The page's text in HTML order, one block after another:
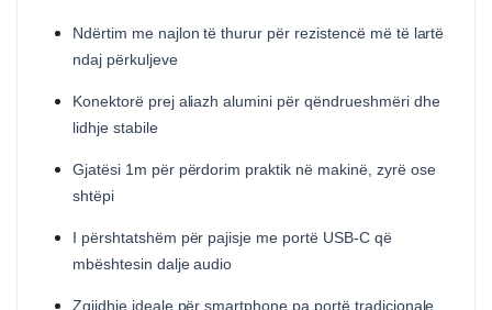
Ndërtim me najlon të thurur për rezistencë më të lartë
ndaj përkuljeve
Konektorë prej aliazh alumini për qëndrueshmëri dhe
lidhje stabile
Gjatësi 1m për përdorim praktik në makinë, zyrë ose
shtëpi
I përshtatshëm për pajisje me portë USB-C që
mbështesin dalje audio
Zgjidhje ideale për smartphone pa portë tradicionale